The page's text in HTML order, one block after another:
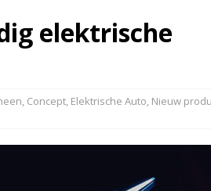
elektrische
, Concept, Elektrische Auto, Nieuw